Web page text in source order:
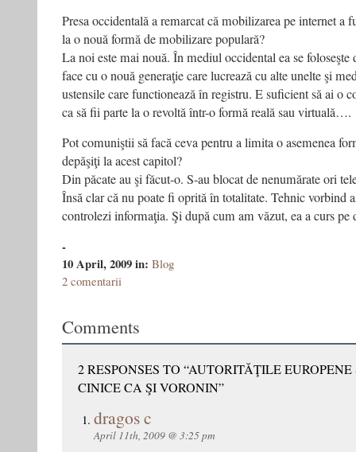
Presa occidentală a remarcat că mobilizarea pe internet
la o nouă formă de mobilizare populară?
La noi este mai nouă. În mediul occidental ea se foloseşte
face cu o nouă generaţie care lucrează cu alte unelte şi
ustensile care functionează în registru. E suficient să ai o
ca să fii parte la o revoltă într-o formă reală sau virtuală….
Pot comuniştii să facă ceva pentru a limita o asemenea
depăşiţi la acest capitol?
Din păcate au şi făcut-o. S-au blocat de nenumărate ori
Însă clar că nu poate fi oprită în totalitate. Tehnic vorbind
controlezi informaţia. Şi după cum am văzut, ea a curs pe
-
10 April, 2009in: Blog
2 comentarii
Comments
2 RESPONSES TO “AUTORITĂŢILE
CINICE CA ŞI VORONIN”
dragos c
April 11th, 2009 @ 3:25 pm